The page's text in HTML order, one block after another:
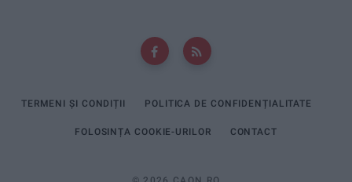
TERMENI ȘI CONDIȚII POLITICA DE CONFIDENȚIALITATE
FOLOSINȚA COOKIE-URILOR CONTACT